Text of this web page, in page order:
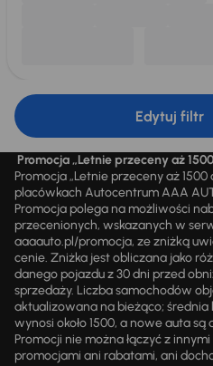
Edytuj filtr
Promocja „Letnie przeceny aż
Promocja „Letnie przeceny aż
placówkach Autocentrum AAA
Promocja polega na możliwości
przecenionych, wskazanych w
aaaauto.pl/promocja, ze zniżką
cenie. Zniżka jest obliczana jako
danego pojazdu z 30 dni przed
sprzedaży. Liczba samochodów
aktualizowana na bieżąco;
wynosi około 1500, a nowe auta
Promocji nie można łączyć z
promocjami ani rabatami, ani